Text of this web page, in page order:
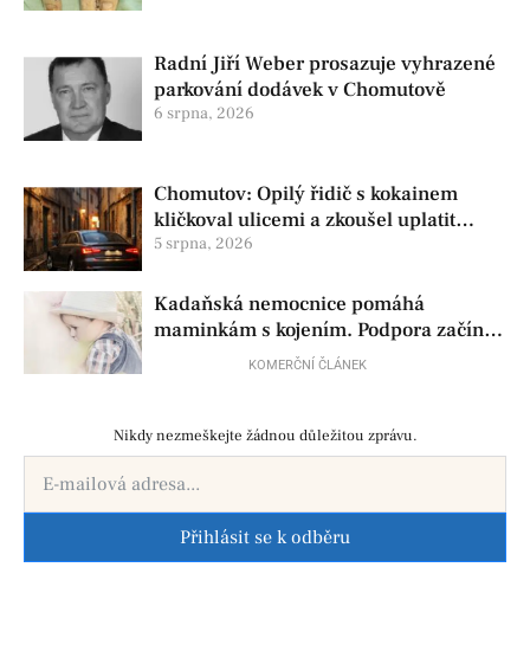
Radní Jiří Weber prosazuje vyhrazené
parkování dodávek v Chomutově
6 srpna, 2026
Chomutov: Opilý řidič s kokainem
kličkoval ulicemi a zkoušel uplatit
policisty
5 srpna, 2026
Kadaňská nemocnice pomáhá
maminkám s kojením. Podpora začíná
už před porodemKOMERČNÍ ČLÁNEK
Nikdy nezmeškejte žádnou důležitou zprávu.
Přihlásit se k odběru